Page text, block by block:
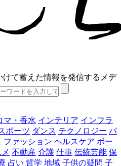
けて蓄えた情報を発信するメデ
マ・香水 インテリア インフラ
ポーツ ダンス テクノロジー パ
ファッション ヘルスケア ボー
不動産 介護 仕事 伝統芸能 保
占い 哲学 地域 子供の疑問 子